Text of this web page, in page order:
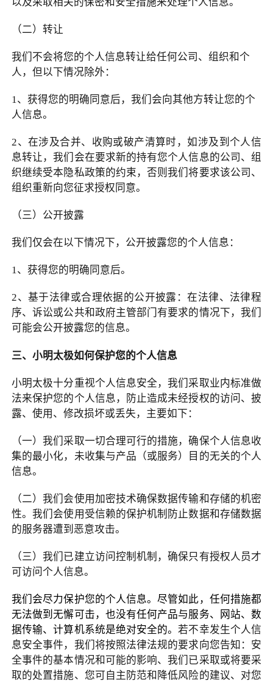
（二）转让
我们不会将您的个人信息转让给任何公司、组织和个
人，但以下情况除外：
1、获得您的明确同意后，我们会向其他方转让您的个
人信息。
2、在涉及合并、收购或破产清算时，如涉及到个人信
息转让，我们会在要求新的持有您个人信息的公司、组
织继续受本隐私政策的约束，否则我们将要求该公司、
组织重新向您征求授权同意。
（三）公开披露
我们仅会在以下情况下，公开披露您的个人信息：
1、获得您的明确同意后。
2、基于法律或合理依据的公开披露：在法律、法律程
序、诉讼或公共和政府主管部门有要求的情况下，我们
可能会公开披露您的信息。
三、小明太极如何保护您的个人信息
小明太极十分重视个人信息安全，我们采取业内标准做
法来保护您的个人信息，防止造成未经授权的访问、披
露、使用、修改损坏或丢失，主要如下：
（一）我们采取一切合理可行的措施，确保个人信息收
集的最小化，未收集与产品（或服务）目的无关的个人
信息。
（二）我们会使用加密技术确保数据传输和存储的机密
性。我们会使用受信赖的保护机制防止数据和存储数据
的服务器遭到恶意攻击。
（三）我们已建立访问控制机制，确保只有授权人员才
可访问个人信息。
我们会尽力保护您的个人信息。尽管如此，任何措施都
无法做到无懈可击，也没有任何产品与服务、网站、数
据传输、计算机系统是绝对安全的。若不幸发生个人信
息安全事件，我们将按照法律法规的要求向您告知：安
全事件的基本情况和可能的影响、我们已采取或将要采
取的处置措施、您可自主防范和降低风险的建议、对您